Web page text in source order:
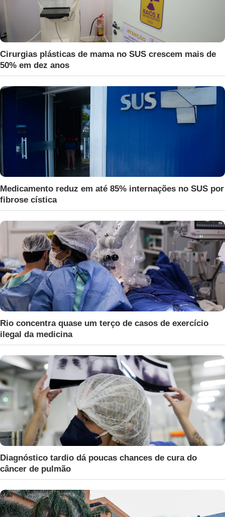
Cirurgias plásticas de mama no SUS crescem mais de
50% em dez anos
Medicamento reduz em até 85% internações no SUS por
fibrose cística
Rio concentra quase um terço de casos de exercício
ilegal da medicina
Diagnóstico tardio dá poucas chances de cura do
câncer de pulmão